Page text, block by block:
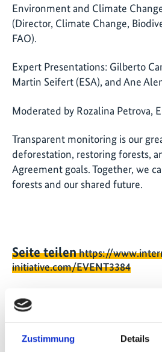
Zustimmung Details
Environment and Climate
(Director, Climate Change,
FAO).
Expert Presentations: Gilberto
Martin Seifert (ESA), and Ane
Moderated by Rozalina Petrova,
Transparent monitoring is our
deforestation, restoring forests,
Agreement goals. Together, we
forests and our shared future.
Seite teilenhttps://
initiative.com/EVENT3384